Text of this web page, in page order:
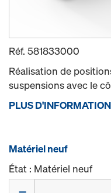
Réf. 581833000
Réalisation de
suspensions avec le
PLUS
Matériel neuf
État : Matériel neuf